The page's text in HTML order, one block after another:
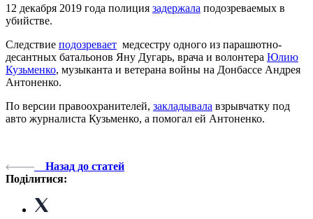
12 декабря 2019 года полиция задержала подозреваемых в
убийстве.
Следствие подозревает медсестру одного из парашютно-
десантных батальонов Яну Дугарь, врача и волонтера Юлию
Кузьменко, музыканта и ветерана войны на Донбассе Андрея
Антоненко.
По версии правоохранителей, закладывала взрывчатку под
авто журналиста Кузьменко, а помогал ей Антоненко.
Назад до статей
Поділитися: